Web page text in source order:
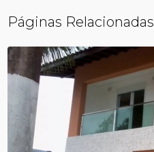
Páginas Relacionadas